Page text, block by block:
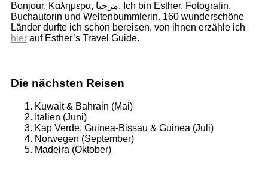
Bonjour, Καλημερα, مرحبا. Ich bin Esther, Fotografin,
Buchautorin und Weltenbummlerin. 160 wunderschöne
Länder durfte ich schon bereisen, von ihnen erzähle ich
hier auf Esther’s Travel Guide.
Die nächsten Reisen
Kuwait & Bahrain (Mai)
Italien (Juni)
Kap Verde, Guinea-Bissau & Guinea (Juli)
Norwegen (September)
Madeira (Oktober)